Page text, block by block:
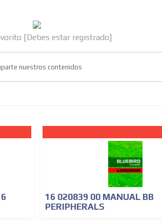
[Debes estar registrado]
nuestros contenidos
16 020839 00 MANUAL BB
PERIPHERALS